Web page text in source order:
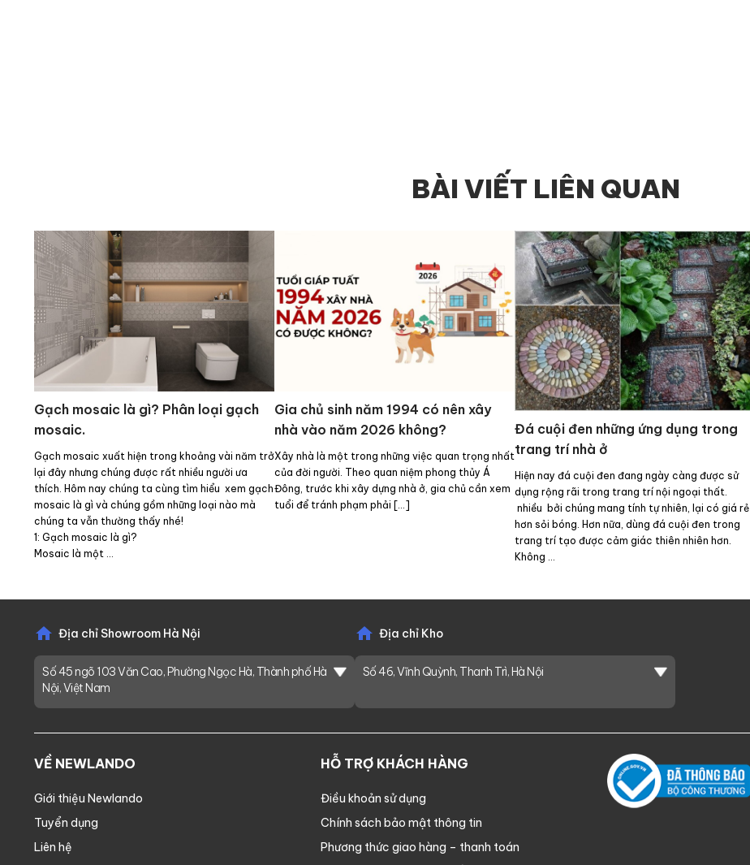
BÀI VIẾT LIÊN QUAN
Gạch mosaic là gì? Phân loại gạch
mosaic.
Gạch mosaic xuất hiện trong khoảng vài năm trở
lại đây nhưng chúng được rất nhiều người ưa
thích. Hôm nay chúng ta cùng tìm hiểu xem gạch
mosaic là gì và chúng gồm những loại nào mà
chúng ta vẫn thường thấy nhé!
1: Gạch mosaic là gì?
Mosaic là một …
Gia chủ sinh năm 1994 có nên xây
nhà vào năm 2026 không?
Xây nhà là một trong những việc quan trọng nhất
của đời người. Theo quan niệm phong thủy Á
Đông, trước khi xây dựng nhà ở, gia chủ cần xem
tuổi để tránh phạm phải […]
Đá cuội đen những ứng dụng trong
trang trí nhà ở
Hiện nay đá cuội đen đang ngày càng được sử
dụng rộng rãi trong trang trí nội ngoại thất.
nhiều bởi chúng mang tính tự nhiên, lại có giá rẻ
hơn sỏi bóng. Hơn nữa, dùng đá cuội đen trong
trang trí tạo được cảm giác thiên nhiên hơn.
Không …
Địa chỉ Showroom Hà Nội
Số 45 ngõ 103 Văn Cao, Phường Ngọc Hà, Thành phố Hà
Nội, Việt Nam
Địa chỉ Kho
Số 46, Vĩnh Quỳnh, Thanh Trì, Hà Nội
VỀ NEWLANDO
Giới thiệu Newlando
Tuyển dụng
Liên hệ
HỖ TRỢ KHÁCH HÀNG
Điều khoản sử dụng
Chính sách bảo mật thông tin
Phương thức giao hàng – thanh toán